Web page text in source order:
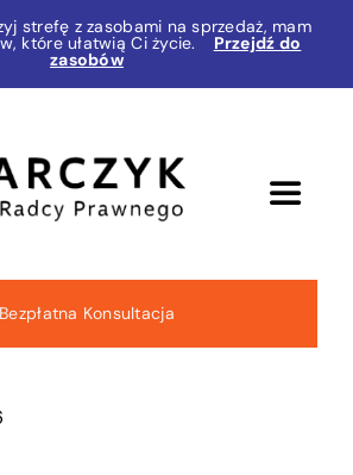
strefę z zasobami na sprzedaż, mam
które ułatwią Ci życie. Przejdź do
zasobów
Toggle
Bezpłatna Konsultacja